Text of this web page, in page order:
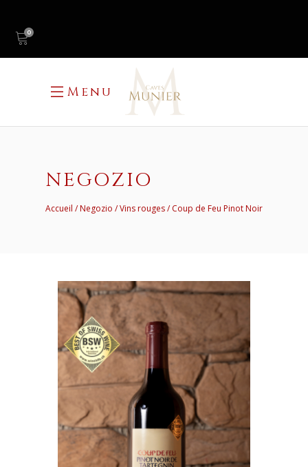
0
Menu
NEGOZIO
Accueil Negozio Vins rouges Coup de Feu Pinot Noir